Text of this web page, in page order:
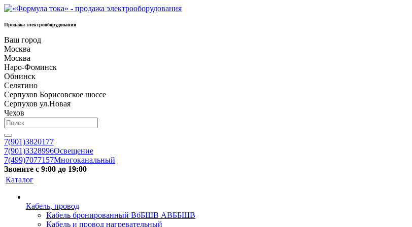
Продажа электрооборудования
Ваш город
Москва
Москва
Наро-Фоминск
Обнинск
Селятино
Серпухов Борисовское шоссе
Серпухов ул.Новая
Чехов
7(901)3820177
7(901)3328996Освещение
7(499)7077157Многоканальный
Звоните с 9:00 до 19:00
Каталог
Кабель, провод
Кабель бронированный ВбБШВ АВББШВ
Кабель и провод нагревательный